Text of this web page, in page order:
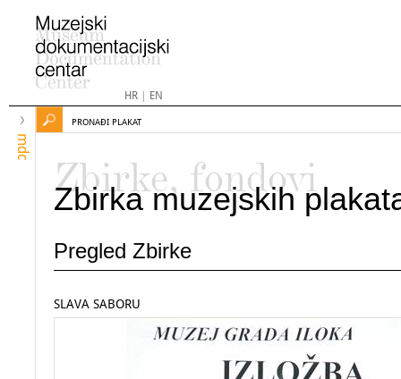
HR| EN
mdc
PRONAĐI PLAKAT
Zbirke, fondovi
Zbirka muzejskih
Pregled Zbirke
SLAVA SABORU